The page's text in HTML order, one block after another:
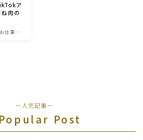
ア
肉の
仕事・
ー人気記事ー
Popular Post